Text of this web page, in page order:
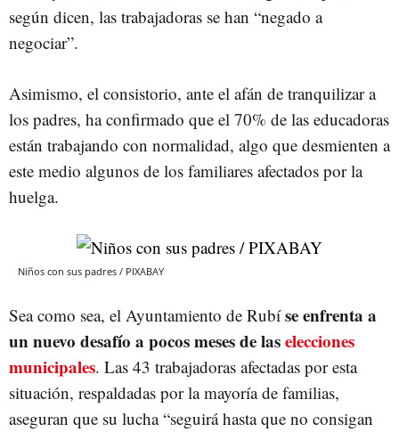
según dicen, las trabajadoras se han “negado a
negociar”.
Asimismo, el consistorio, ante el afán de tranquilizar a
los padres, ha confirmado que el 70% de las educadoras
están trabajando con normalidad, algo que desmienten a
este medio algunos de los familiares afectados por la
huelga.
Niños con sus padres / PIXABAY
Sea como sea, el Ayuntamiento de Rubíse enfrenta a
un nuevo desafío a pocos meses de laselecciones
municipales. Las 43 trabajadoras afectadas por esta
situación, respaldadas por la mayoría de familias,
aseguran que su lucha “seguirá hasta que no consigan